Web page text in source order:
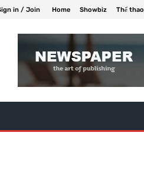
in / Join Home Showbiz Thể thao